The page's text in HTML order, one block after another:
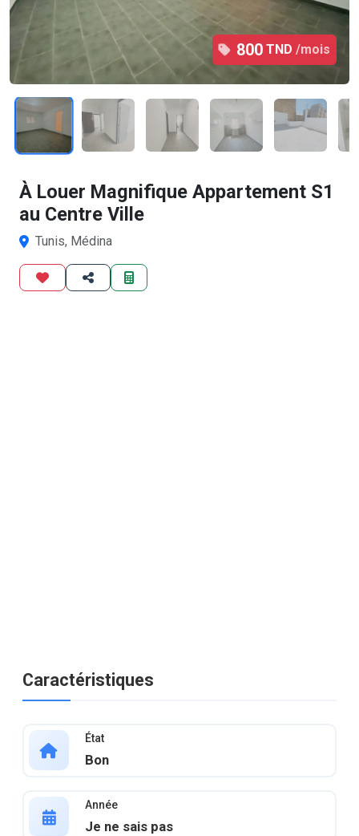
800 TND /mois
1/8
À Louer Magnifique Appartement S1
au Centre Ville
Tunis, Médina
Caractéristiques
État
Bon
Année
Je ne sais pas